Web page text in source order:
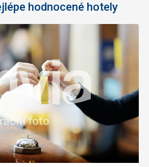
hodnocené hotely